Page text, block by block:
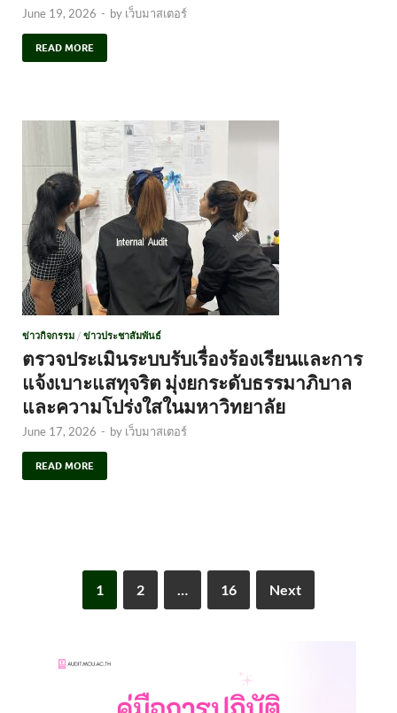
June 19, 2026 - by เว็บมาสเตอร์
READ MORE
ข่าวกิจกรรม / ข่าวประชาสัมพันธ์
ตรวจประเมินระบบรับเรื่องร้องเรียนและการ
แจ้งเบาะแสทุจริต มุ่งยกระดับธรรมาภิบาล
และความโปร่งใสในมหาวิทยาลัย
June 17, 2026 - by เว็บมาสเตอร์
READ MORE
1 2 … 16 Next